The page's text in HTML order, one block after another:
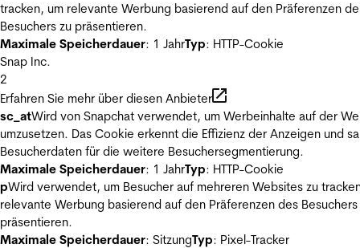
tracken, um relevante Werbung basierend auf den Präferenzen
Besuchers zu präsentieren.
Maximale Speicherdauer: 1 JahrTyp: HTTP-Cookie
Snap Inc.
2
Erfahren Sie mehr über diesen Anbieter
sc_atWird von Snapchat verwendet, um Werbeinhalte auf der
umzusetzen. Das Cookie erkennt die Effizienz der Anzeigen und
Besucherdaten für die weitere Besuchersegmentierung.
Maximale Speicherdauer: 1 JahrTyp: HTTP-Cookie
pWird verwendet, um Besucher auf mehreren Websites zu
relevante Werbung basierend auf den Präferenzen des Besuchers
präsentieren.
Maximale Speicherdauer: SitzungTyp: Pixel-Tracker